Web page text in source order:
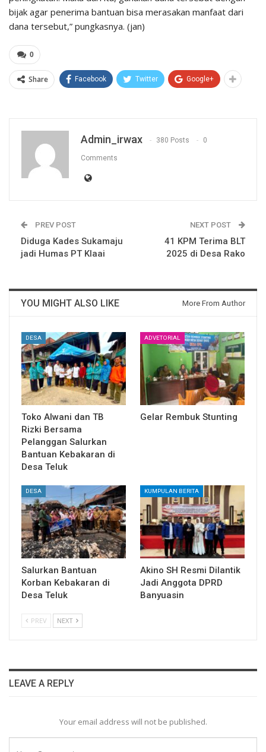
bijak agar penerima bantuan bisa merasakan manfaat dari
dana tersebut,” pungkasnya. (jan)
0
Share Facebook Twitter Google+
Admin_irwax 380 Posts 0
Comments
PREV POST
Diduga Kades Sukamaju
jadi Humas PT Klaai
NEXT POST
41 KPM Terima BLT
2025 di Desa Rako
YOU MIGHT ALSO LIKE More From Author
DESA
Toko Alwani dan TB
Rizki Bersama
Pelanggan Salurkan
Bantuan Kebakaran di
Desa Teluk
ADVETORIAL
Gelar Rembuk Stunting
DESA
Salurkan Bantuan
Korban Kebakaran di
Desa Teluk
KUMPULAN BERITA
Akino SH Resmi Dilantik
Jadi Anggota DPRD
Banyuasin
PREV NEXT
LEAVE A REPLY
Your email address will not be published.